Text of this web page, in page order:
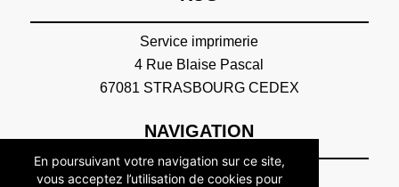
Service imprimerie
4 Rue Blaise Pascal
67081 STRASBOURG CEDEX
NAVIGATION
Accueil
En poursuivant votre navigation sur ce site,
vous acceptez l’utilisation de cookies pour